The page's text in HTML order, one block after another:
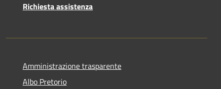
Richiesta assistenza
Amministrazione trasparente
Albo Pretorio